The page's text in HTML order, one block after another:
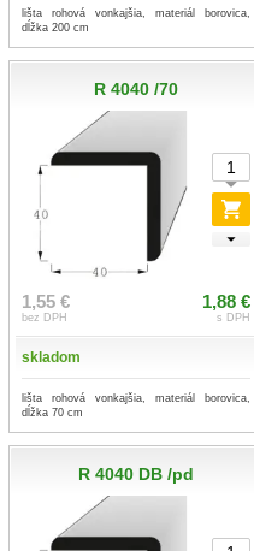
lišta rohová vonkajšia, materiál borovica,
dĺžka 200 cm
R 4040 /70
1,55 €
bez DPH
1,88 €
s DPH
skladom
lišta rohová vonkajšia, materiál borovica,
dĺžka 70 cm
R 4040 DB /pd